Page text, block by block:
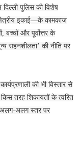
पुलिस की विशेष
इकाई—के कामकाज
बच्चों और पूर्वोत्तर के
सहनशीलता’ की नीति पर
की भी विस्तार से
तरह शिकायतों के त्वरित
अलग-अलग स्तर पर